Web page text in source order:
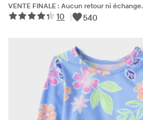
VENTE FINALE : Aucun retour ni échange.
10 | 540